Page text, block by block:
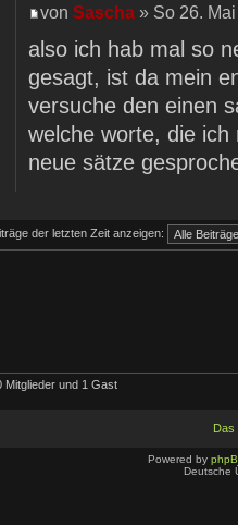
vonSascha » So 26.
also ich hab mal so
gesagt, ist da mein
versuche den einen
welche worte, die
neue sätze
der letzten Zeit anzeigen:
Mitglieder und 1 Gast
Das
Powered by
Deutsche